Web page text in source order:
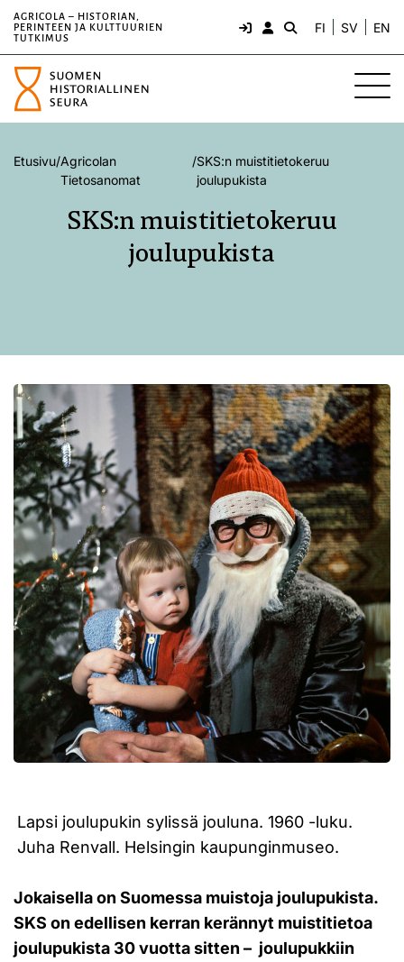
AGRICOLA – HISTORIAN,
PERINTEEN JA KULTTUURIEN
TUTKIMUS
FI SV EN
Etusivu/Agricolan
Tietosanomat
/SKS:n muistitietokeruu
joulupukista
SKS:n muistitietokeruu
joulupukista
Lapsi joulupukin sylissä jouluna. 1960 -luku.
Juha Renvall. Helsingin kaupunginmuseo.
Jokaisella on Suomessa muistoja joulupukista.
SKS on edellisen kerran kerännyt muistitietoa
joulupukista 30 vuotta sitten – joulupukkiin